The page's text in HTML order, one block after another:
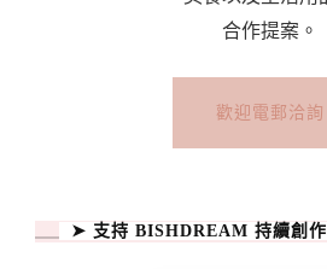
合作提案。
歡迎電郵洽詢
➤ 支持 BISHDREAM 持續創作